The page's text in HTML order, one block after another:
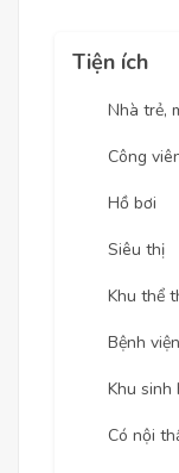
Tiện ích
Nhà trẻ,
Công
Hồ bơi
Siêu thị
Khu thể
Bệnh viện
Khu sinh
Có nội